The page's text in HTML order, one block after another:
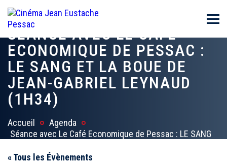
SÉANCE AVEC LE CAFÉ
ECONOMIQUE DE PESSAC :
LE SANG ET LA BOUE DE
JEAN-GABRIEL LEYNAUD
(1H34)
Accueil
Agenda
Séance avec Le Café Economique de Pessac : LE SANG
« Tous les Évènements